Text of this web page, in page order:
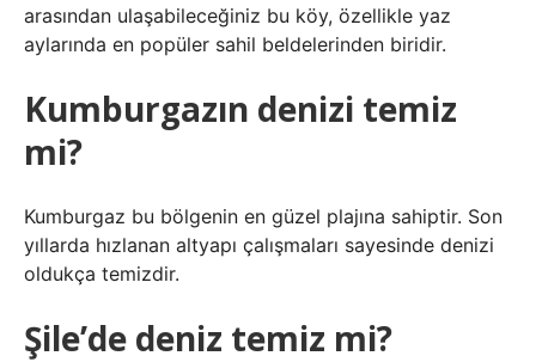
arasından ulaşabileceğiniz bu köy, özellikle yaz
aylarında en popüler sahil beldelerinden biridir.
Kumburgazın denizi temiz
mi?
Kumburgaz bu bölgenin en güzel plajına sahiptir. Son
yıllarda hızlanan altyapı çalışmaları sayesinde denizi
oldukça temizdir.
Şile’de deniz temiz mi?